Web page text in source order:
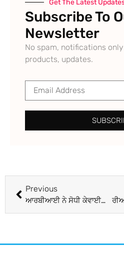
Get The Latest
Subscribe To
Newsletter
No spam, notifications
products, updates.
Previous
ਆਰਬੀਆਈ ਨੇ ਸੋਧੀ ਕੇਵਾਈਸੀ ਲਈ ਸਿਆਸੀ ਵਿਅਕਤੀਆਂ ਦੀ ਪਰਿਭਾਸ਼ਾ, ਪੁਰਾਣੇ ਮਾਪਦੰਡ ’ਚ ਸਪੱਸ਼ਟਤਾ ਦੀ ਕਮੀ ਨਾਲ ਬੈਂਕ ਅਫ਼ਸਰਾਂ ਤੇ ਸੰਸਦ ਮੈਂਬਰਾਂ ਨੂੰ ਹੁੰਦੀ ਸੀ ਦਿੱਕਤ